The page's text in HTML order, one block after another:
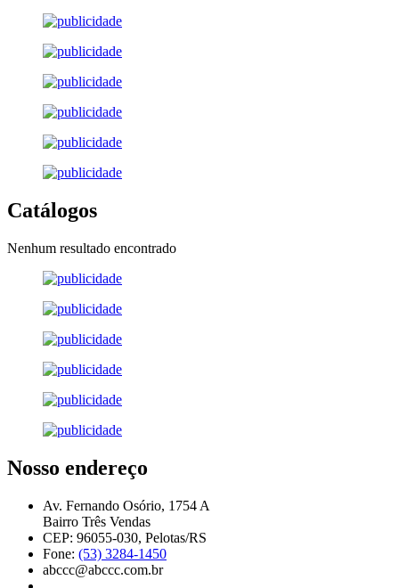
Catálogos
Nenhum resultado encontrado
Nosso endereço
Av. Fernando Osório, 1754 A
Bairro Três Vendas
CEP: 96055-030, Pelotas/RS
Fone: (53) 3284-1450
abccc@abccc.com.br